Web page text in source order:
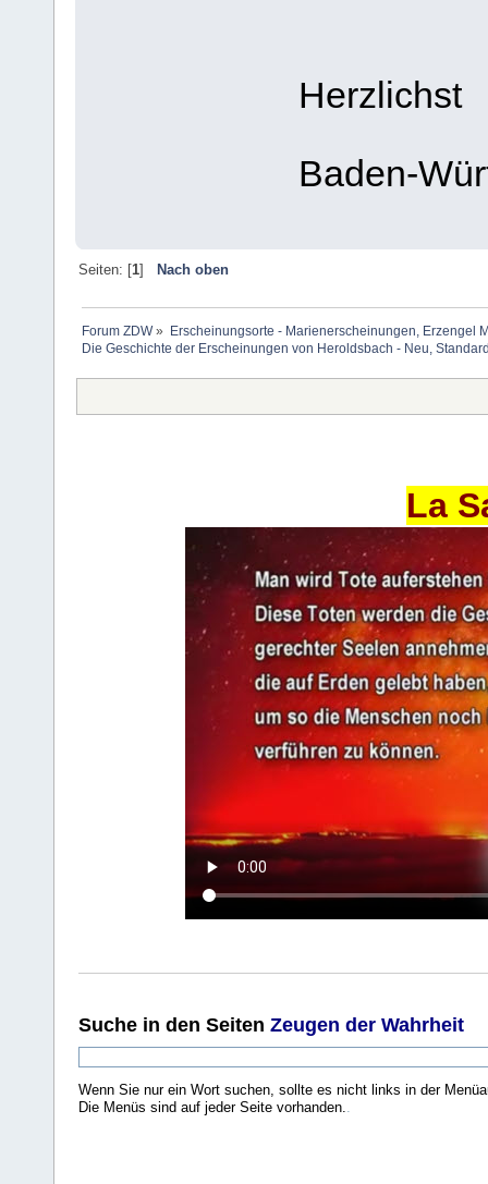
Herzlichst
Baden-
Seiten: [1] Nach oben
Forum ZDW»
Erscheinungsorte - Marienerscheinungen, Erzengel
Die Geschichte der Erscheinungen von Heroldsbach - Neu,
La
Suche in den Seiten Zeugen der Wahrheit
Wenn Sie nur ein Wort suchen, sollte es nicht links in der
Die Menüs sind auf jeder Seite vorhanden..